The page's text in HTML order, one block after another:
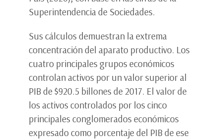
Superintendencia de Sociedades.
Sus cálculos demuestran la extrema
concentración del aparato productivo. Los
cuatro principales grupos económicos
controlan activos por un valor superior al
PIB de $920.5 billones de 2017. El valor de
los activos controlados por los cinco
principales conglomerados económicos
expresado como porcentaje del PIB de ese